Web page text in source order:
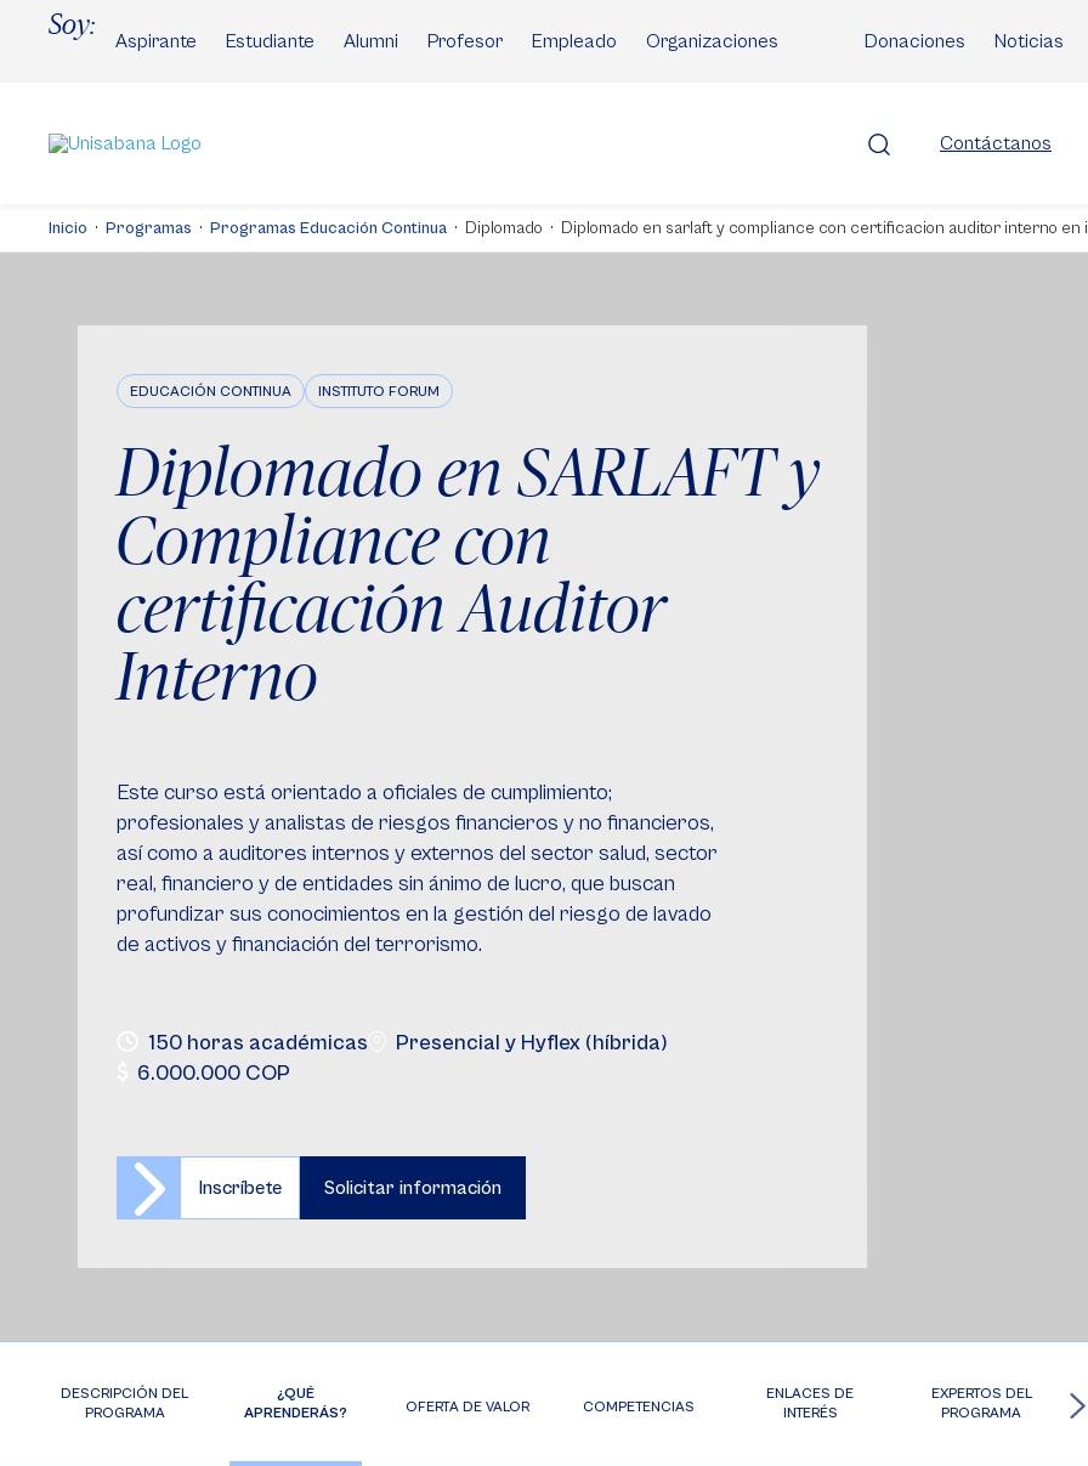
Soy:
Aspirante Estudiante Alumni Profesor Empleado Organizaciones Donaciones Noticias
Contáctanos
Inicio Programas Programas Educación Continua Diplomado Diplomado en sarlaft y compliance con certificacion auditor interno en
EDUCACIÓN CONTINUA INSTITUTO FORUM
Diplomado en SARLAFT y
Compliance con
certificación Auditor
Interno
Este curso está orientado a oficiales de cumplimiento;
profesionales y analistas de riesgos financieros y no financieros,
así como a auditores internos y externos del sector salud, sector
real, financiero y de entidades sin ánimo de lucro, que buscan
profundizar sus conocimientos en la gestión del riesgo de lavado
de activos y financiación del terrorismo.
150 horas académicas
Presencial y Hyflex (híbrida)
6.000.000 COP
Inscríbete Solicitar información
DESCRIPCIÓN DEL
PROGRAMA
¿QUÉ
APRENDERÁS?
OFERTA DE VALOR COMPETENCIAS
ENLACES DE
INTERÉS
EXPERTOS DEL
PROGRAMA